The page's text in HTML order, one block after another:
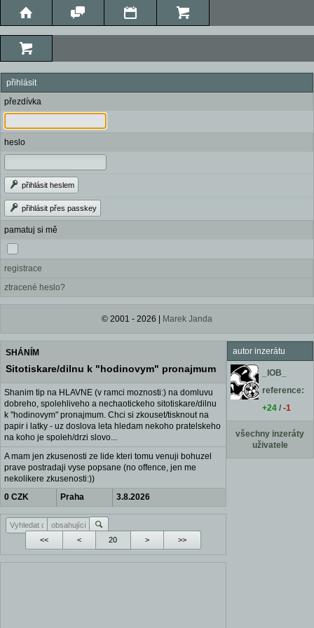
přihlásit
přezdívka
heslo
přihlásit heslem
přihlásit přes passkey
pamatuj si mě
registrace
ztracené heslo?
© 2001 - 2026 | Marek Janda
autor inzerátu
_IOB_
reference:
+24/ -1
všechny inzeráty
uživatele
SHÁNÍM
Sitotiskare/dilnu k "hodinovym" pronajmum
Shanim tip na HLAVNE (v ramci moznosti:) na domluvu
dobreho, spolehliveho a nechaotickeho sitotiskare/dilnu
k "hodinovym" pronajmum. Chci si zkouset/tisknout na
papir i latky - uz doslova leta hledam nekoho pratelskeho
na koho je spoleh/drzi slovo...
A mam jen zkusenosti ze lide kteri tomu venuji bohuzel
prave postradaji vyse popsane (no offence, jen me
nekolikere zkusenosti:))
0 CZK
Praha 3.8.2026
<< < > >>